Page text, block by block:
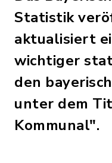
Statistik
aktualisiert
wichtiger
den
unter dem
Kommunal".